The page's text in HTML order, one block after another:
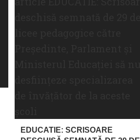
EDUCATIE: SCRISOARE